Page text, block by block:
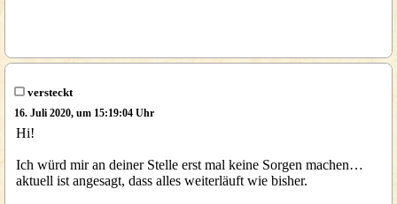
versteckt
16. Juli 2020, um 15:19:04 Uhr
Hi!
Ich würd mir an deiner Stelle erst mal keine Sorgen machen…
aktuell ist angesagt, dass alles weiterläuft wie bisher.